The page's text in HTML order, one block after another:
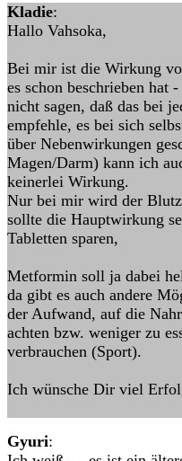
Kladie:
Hallo Vahsoka,
Bei mir ist die Wirkung
es schon beschrieben
nicht sagen, daß das bei
empfehle, es bei sich
über Nebenwirkungen
Magen/Darm) kann ich
keinerlei Wirkung.
Nur bei mir wird der
sollte die Hauptwirkung
Tabletten sparen,
Metformin soll ja dabei
da gibt es auch andere
der Aufwand, auf die
achten bzw. weniger zu
verbrauchen (Sport).
Ich wünsche Dir viel
Gyuri: